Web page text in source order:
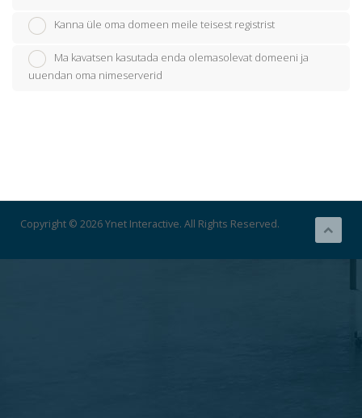
Kanna üle oma domeen meile teisest registrist
Ma kavatsen kasutada enda olemasolevat domeeni ja
uuendan oma nimeserverid
Copyright © 2026 Ynet Interactive. All Rights Reserved.